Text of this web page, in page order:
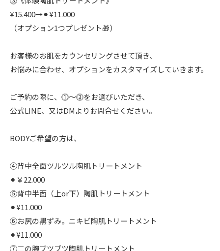
¥15.400→⚫︎¥11.000
（オプション1つプレゼント🎁）
お客様のお肌をカウンセリングさせて頂き、
お悩みに合わせ、オプションをカスタマイズしていきます。
ご予約の際に、⓵〜⓷をお選びいただき、
公式LINE、又はDMよりお問合せください。
BODYご希望の方は、
④背中全面ツルツル陶肌トリートメント
⚫︎￥22.000
⑤背中半面（上or下）陶肌トリートメント
⚫︎¥11.000
⑥お尻の黒ずみ。ニキビ陶肌トリートメント
⚫︎¥11.000
⑦二の腕ブツブツ陶肌トリートメント